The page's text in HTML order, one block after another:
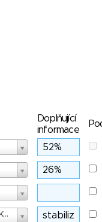
Doplňující
informace
E1450 - Sodná sůl oktenylsukcinátu škrobu - skóre: 2